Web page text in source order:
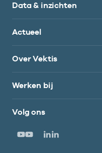
Data & inzichten
Actueel
Over Vektis
Werken bij
Volg ons